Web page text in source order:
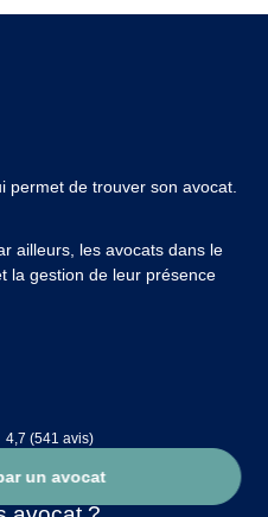
un avocat
permet de trouver son avocat.
ailleurs, les avocats dans le
la gestion de leur présence
4,7 (541 avis)